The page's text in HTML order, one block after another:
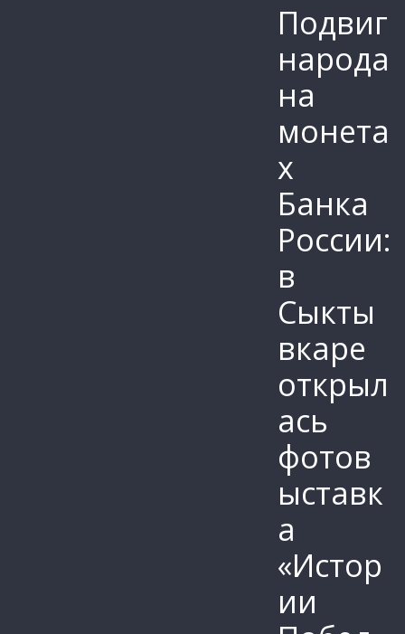
Подвиг
народа
на
монета
х
Банка
России:
в
Сыкты
вкаре
открыл
ась
фотов
ыставк
а
«Истор
ии